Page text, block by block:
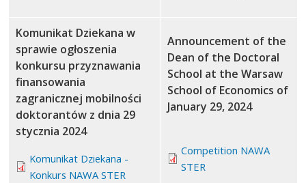
Komunikat Dziekana w
sprawie ogłoszenia
konkursu przyznawania
finansowania
zagranicznej mobilności
doktorantów z dnia 29
stycznia 2024
Komunikat Dziekana -
Konkurs NAWA STER
Announcement of the
Dean of the Doctoral
School at the Warsaw
School of Economics of
January 29, 2024
Competition NAWA
STER